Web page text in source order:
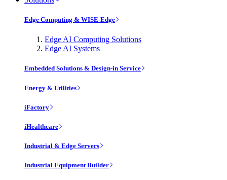
Edge Computing & WISE-Edge
Edge AI Computing Solutions
Edge AI Systems
Embedded Solutions & Design-in Service
Energy & Utilities
iFactory
iHealthcare
Industrial & Edge Servers
Industrial Equipment Builder